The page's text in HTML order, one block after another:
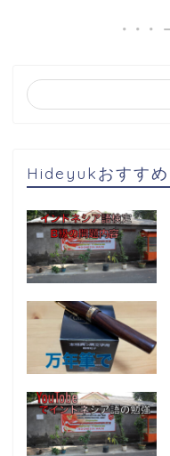
Hideyukおすすめ